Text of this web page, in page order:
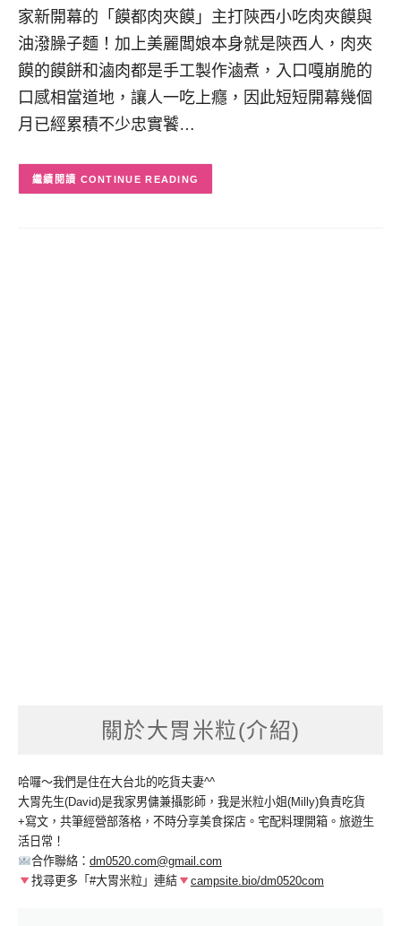
家新開幕的「饃都肉夾饃」主打陝西小吃肉夾饃與
油潑臊子麵！加上美麗闆娘本身就是陝西人，肉夾
饃的饃餅和滷肉都是手工製作滷煮，入口嘎崩脆的
口感相當道地，讓人一吃上癮，因此短短開幕幾個
月已經累積不少忠實饕…
CONTINUE READING
關於大胃米粒(介紹)
哈囉～我們是住在大台北的吃貨夫妻^^
大胃先生(David)是我家男傭兼攝影師，我是米粒小姐(Milly)負責吃貨
+寫文，共筆經營部落格，不時分享美食探店。宅配料理開箱。旅遊生
活日常！
合作聯絡： dm0520.com@gmail.com
找尋更多「#大胃米粒」連結
campsite.bio/dm0520com